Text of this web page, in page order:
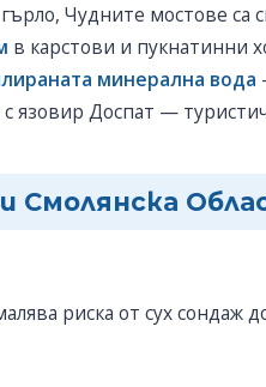
Чудните мостове са
в карстови и пукнатинни
минерална вода
язовир Доспат —
Смолянска
риска от сух сондаж